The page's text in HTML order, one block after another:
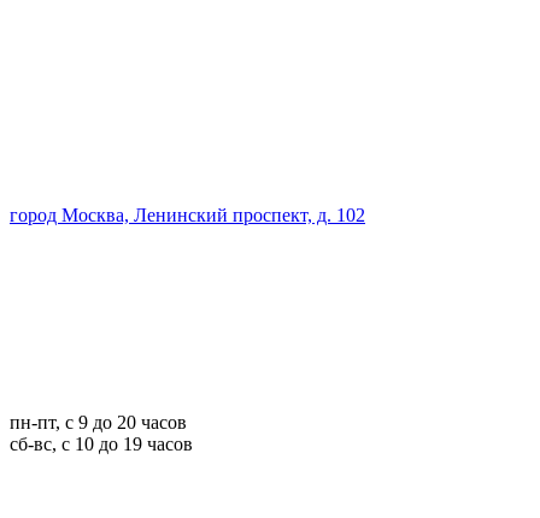
город Москва, Ленинский проспект, д. 102
пн-пт, с 9 до 20 часов
сб-вс, с 10 до 19 часов